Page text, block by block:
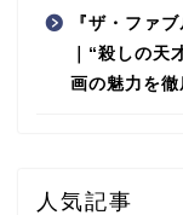
『ザ・ファ
｜“殺しの天
画の魅力を徹
人気記事